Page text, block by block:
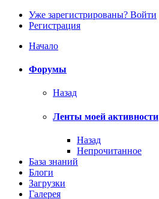
Уже зарегистрированы? Войти
Регистрация
Начало
Форумы
Назад
Ленты моей активности
Назад
Непрочитанное
База знаний
Блоги
Загрузки
Галерея